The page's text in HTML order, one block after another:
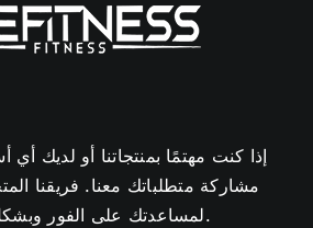
إذا كنت مهتمًا بمنتجاتنا أو لديك أي
مشاركة متطلباتك معنا. فريقنا
لمساعدتك على الفور وبشكل احترافي.